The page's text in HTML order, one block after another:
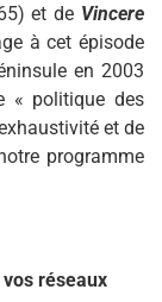
et de Vincere
à cet épisode
en 2003
« politique des
et de
programme
réseaux